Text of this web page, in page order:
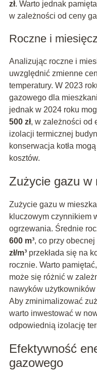
zł. Warto jednak
w zależności od ceny
Roczne i
Analizując roczne i
uwzględnić zmienne
temperatury. W 2023
gazowego dla
jednak w 2024 roku
500 zł, w zależności od
izolacji termicznej
konserwacja kotła
kosztów.
Zużycie gazu w
Zużycie gazu w
kluczowym czynnikiem
ogrzewania. Średnie
600 m³, co przy
zł/m³przekłada się na
rocznie. Warto
może się różnić w
nawyków
Aby zminimalizować
warto inwestować w
odpowiednią izolację
Efektywność
gazowego